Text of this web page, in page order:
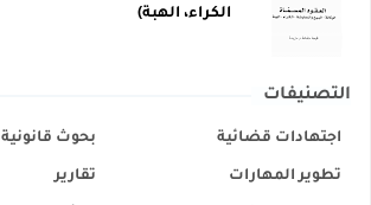
الكراء، الهبة)
التصنيفات
اجتهادات قضائية بحوث قانونية
تطوير المهارات تقارير